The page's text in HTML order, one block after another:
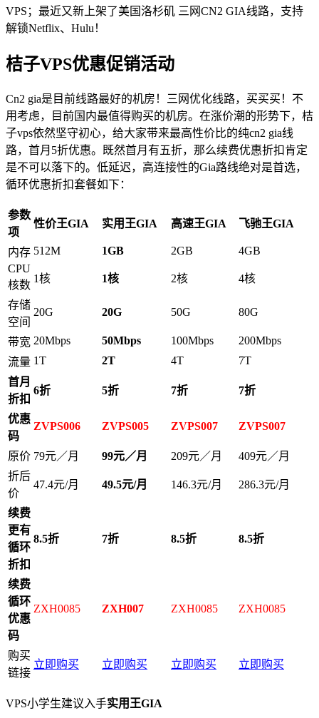
VPS；最近又新上架了美国洛杉矶 三网CN2 GIA线路，支持
解锁Netflix、Hulu！
桔子VPS优惠促销活动
Cn2 gia是目前线路最好的机房！三网优化线路，买买买！不
用考虑，目前国内最值得购买的机房。在涨价潮的形势下，桔
子vps依然坚守初心，给大家带来最高性价比的纯cn2 gia线
路，首月5折优惠。既然首月有五折，那么续费优惠折扣肯定
是不可以落下的。低延迟，高连接性的Gia路线绝对是首选，
循环优惠折扣套餐如下：
参数
项
性价王GIA 实用王GIA 高速王GIA 飞驰王GIA
内存 512M 1GB 2GB
4GB
CPU
核数
1核 1核 2核 4核
存储
空间
20G 20G 50G 80G
带宽 20Mbps 50Mbps 100Mbps
200Mbps
流量 1T 2T 4T
7T
首月
折扣
6折 5折 7折 7折
优惠
码
ZVPS006 ZVPS005 ZVPS007 ZVPS007
原价 79元／月 99元／月 209元／月
409元／月
折后
价
47.4元/月 49.5元/月 146.3元/月 286.3元/月
续费
更有
循环
折扣
8.5折 7折 8.5折 8.5折
续费
循环
优惠
码
ZXH0085 ZXH007 ZXH0085 ZXH0085
购买
链接
立即购买 立即购买 立即购买 立即购买
VPS小学生建议入手实用王GIA